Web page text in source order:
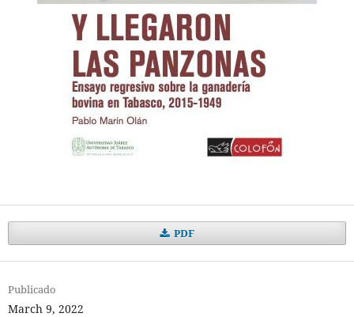
PDF
Publicado
March 9, 2022